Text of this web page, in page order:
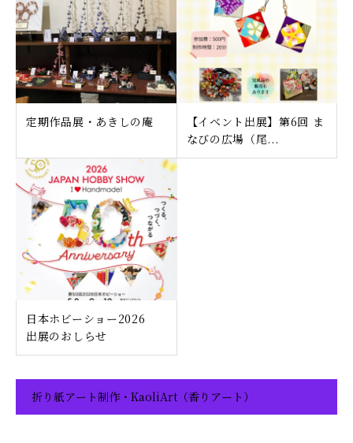
定期作品展・あきしの庵
【イベント出展】第6回 ま
なびの広場（尾...
日本ホビーショー2026
出展のおしらせ
折り紙アート制作・KaoliArt（香りアート）